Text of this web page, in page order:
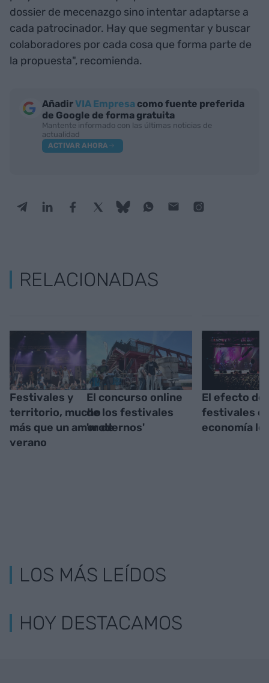
dossier de mecenazgo sino intentar adaptarse a
cada patrocinador. Hay que segmentar y buscar
colaboradores por cada cosa que forma parte de
la propuesta", recomienda.
AñadirVIA Empresa como fuente preferida
de Google de forma gratuita
Mantente informado con las últimas noticias de
actualidad
ACTIVAR AHORA
RELACIONADAS
Festivales y
territorio, mucho
más que un amor de
verano
El concurso online
de los festivales
'modernos'
El efecto de
festivales
economía
LOS MÁS LEÍDOS
HOY DESTACAMOS